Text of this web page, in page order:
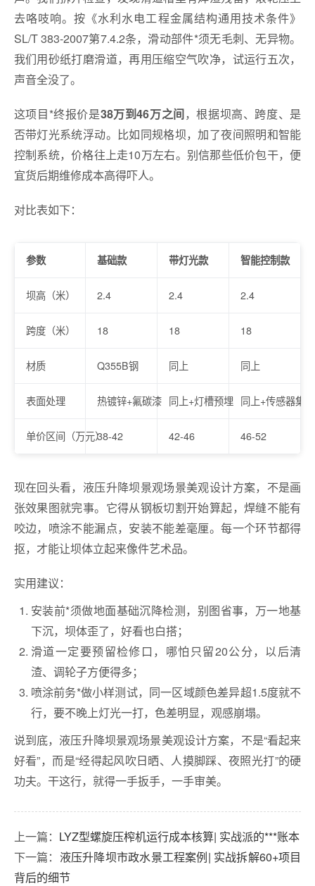
去咯吱响。按《水利水电工程金属结构通用技术条件》
SL/T 383-2007第7.4.2条，滑动部件*须无毛刺、无异物。
我们用砂纸打磨滑道，再用压缩空气吹净，试运行五次，
声音全没了。
这项目*终报价是38万到46万之间，根据坝高、跨度、是
否带灯光系统浮动。比如同规格坝，加了夜间照明和智能
控制系统，价格往上走10万左右。别信那些低价包干，便
宜货后期维修成本高得吓人。
对比表如下：
参数 基础款 带灯光款 智能控制款
坝高（米） 2.4 2.4 2.4
跨度（米） 18 18 18
材质 Q355B钢 同上 同上
表面处理 热镀锌+氟碳漆 同上+灯槽预埋 同上+传感器集成
单价区间（万元）38-42 42-46 46-52
现在回头看，液压升降坝景观场景美观设计方案，不是画
张效果图就完事。它得从钢板切割开始算起，焊缝不能有
咬边，喷涂不能漏点，安装不能差毫厘。每一个环节都得
抠，才能让坝体立起来像件艺术品。
实用建议：
安装前*须做地面基础沉降检测，别图省事，万一地基
下沉，坝体歪了，好看也白搭；
滑道一定要预留检修口，哪怕只留20公分，以后清
渣、调轮子方便得多；
喷涂前务*做小样测试，同一区域颜色差异超1.5度就不
行，要不晚上灯光一打，色差明显，观感崩塌。
说到底，液压升降坝景观场景美观设计方案，不是“看起来
好看”，而是“经得起风吹日晒、人摸脚踩、夜照光打”的硬
功夫。干这行，就得一手扳手，一手审美。
上一篇： LYZ型螺旋压榨机运行成本核算| 实战派的***账本
下一篇： 液压升降坝市政水景工程案例| 实战拆解60+项目
背后的细节